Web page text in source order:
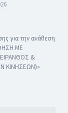
για την ανάθεση
ΜΕ
&
ΚΙΝΗΣΕΩΝ)»